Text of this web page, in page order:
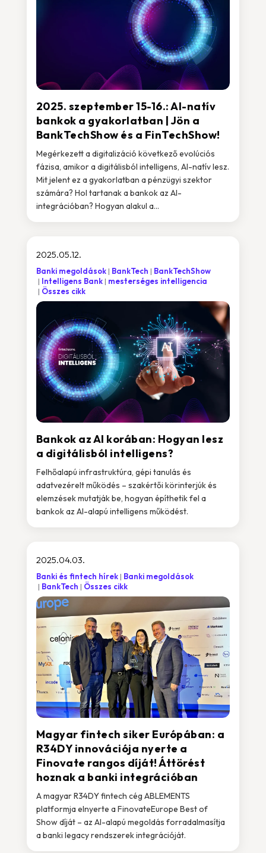
2025. szeptember 15-16.: AI-natív
bankok a gyakorlatban | Jön a
BankTechShow és a FinTechShow!
Megérkezett a digitalizáció következő evolúciós
fázisa, amikor a digitálisból intelligens, AI-natív lesz.
Mit jelent ez a gyakorlatban a pénzügyi szektor
számára? Hol tartanak a bankok az AI-
integrációban? Hogyan alakul a...
Bankok az AI korában: Hogyan lesz
a digitálisból intelligens?
2025.05.12.
Banki megoldások BankTech
BankTechShow
Intelligens Bank
mesterséges intelligencia
Összes cikk
Felhőalapú infrastruktúra, gépi tanulás és
adatvezérelt működés – szakértői körinterjúk és
elemzések mutatják be, hogyan építhetik fel a
bankok az AI-alapú intelligens működést.
Magyar fintech siker Európában: a
R34DY innovációja nyerte a
Finovate rangos díját! Áttörést
hoznak a banki integrációban
2025.04.03.
Banki és fintech hírek
Banki megoldások
BankTech
Összes cikk
A magyar R34DY fintech cég ABLEMENTS
platformja elnyerte a FinovateEurope Best of
Show díját – az AI-alapú megoldás forradalmasítja
a banki legacy rendszerek integrációját.